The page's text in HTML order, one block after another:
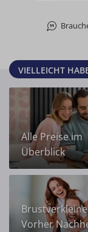
VIELLEICHT
Alle Preise im
Überblick
Vorher